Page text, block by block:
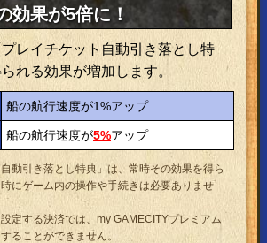
効果が5倍に！
レイチケット自動引き落とし特
れる効果が増加します。
船の航行速度が1%アップ
船の航行速度が5%アップ
動引き落とし特典」は、常時その効果を得ら
にゲーム内の操作や手続きは必要ありませ
定する決済では、my GAMECITYプレミアム
ることができません。